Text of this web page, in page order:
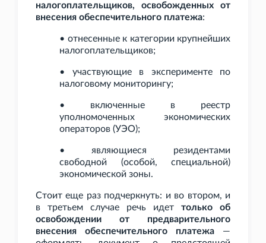
налогоплательщиков, освобожденных от
внесения обеспечительного платежа:
• отнесенные к категории крупнейших
налогоплательщиков;
• участвующие в эксперименте по
налоговому мониторингу;
• включенные в реестр
уполномоченных экономических
операторов (УЭО);
• являющиеся резидентами
свободной (особой, специальной)
экономической зоны.
Стоит еще раз подчеркнуть: и во втором, и
в третьем случае речь идет только об
освобождении от предварительного
внесения обеспечительного платежа —